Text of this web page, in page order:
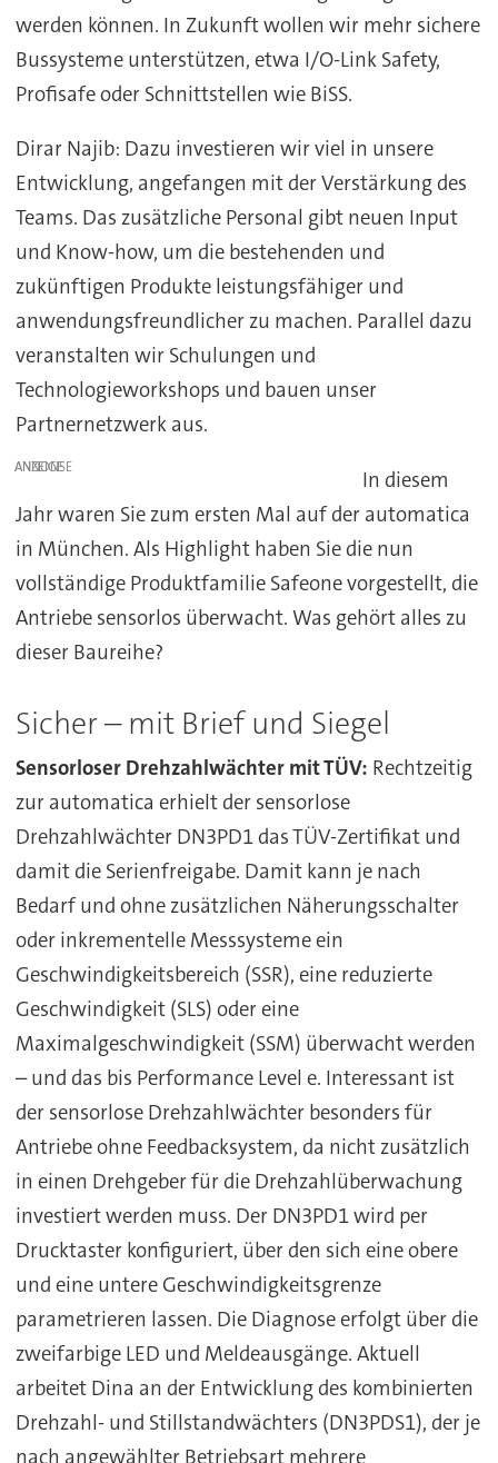
werden können. In Zukunft wollen wir mehr sichere
Bussysteme unterstützen, etwa I/O-Link Safety,
Profisafe oder Schnittstellen wie BiSS.
Dirar Najib: Dazu investieren wir viel in unsere
Entwicklung, angefangen mit der Verstärkung des
Teams. Das zusätzliche Personal gibt neuen Input
und Know-how, um die bestehenden und
zukünftigen Produkte leistungsfähiger und
anwendungsfreundlicher zu machen. Parallel dazu
veranstalten wir Schulungen und
Technologieworkshops und bauen unser
Partnernetzwerk aus.
ANZEIGE
In diesem
Jahr waren Sie zum ersten Mal auf der automatica
in München. Als Highlight haben Sie die nun
vollständige Produktfamilie Safeone vorgestellt, die
Antriebe sensorlos überwacht. Was gehört alles zu
dieser Baureihe?
Sicher – mit Brief und Siegel
Sensorloser Drehzahlwächter mit TÜV: Rechtzeitig
zur automatica erhielt der sensorlose
Drehzahlwächter DN3PD1 das TÜV-Zertifikat und
damit die Serienfreigabe. Damit kann je nach
Bedarf und ohne zusätzlichen Näherungsschalter
oder inkrementelle Messsysteme ein
Geschwindigkeitsbereich (SSR), eine reduzierte
Geschwindigkeit (SLS) oder eine
Maximalgeschwindigkeit (SSM) überwacht werden
– und das bis Performance Level e. Interessant ist
der sensorlose Drehzahlwächter besonders für
Antriebe ohne Feedbacksystem, da nicht zusätzlich
in einen Drehgeber für die Drehzahlüberwachung
investiert werden muss. Der DN3PD1 wird per
Drucktaster konfiguriert, über den sich eine obere
und eine untere Geschwindigkeitsgrenze
parametrieren lassen. Die Diagnose erfolgt über die
zweifarbige LED und Meldeausgänge. Aktuell
arbeitet Dina an der Entwicklung des kombinierten
Drehzahl- und Stillstandwächters (DN3PDS1), der je
nach angewählter Betriebsart mehrere